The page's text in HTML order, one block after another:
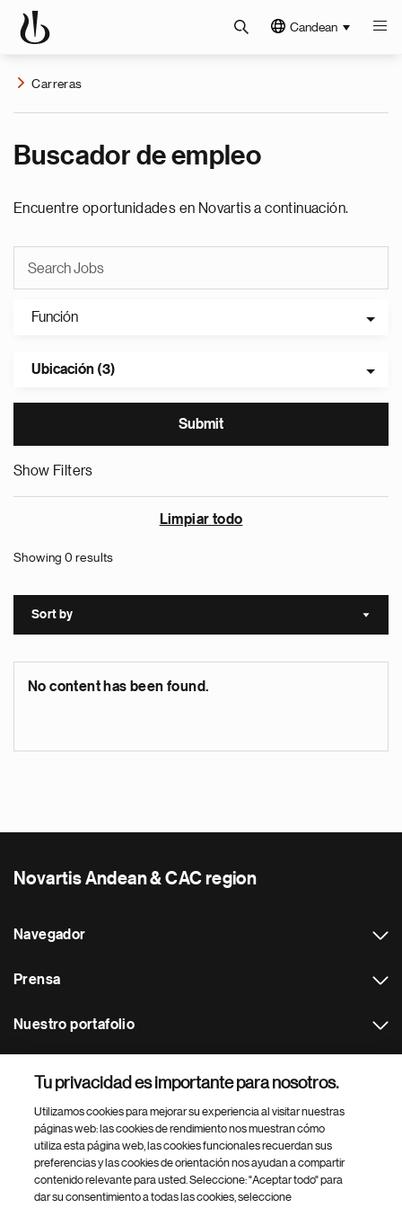
Candean
Carreras
Buscador de empleo
Encuentre oportunidades en Novartis a continuación.
Función
Ubicación (3)
Show Filters
Limpiar todo
Showing 0 results
Sort by Sort
No content has been found.
Novartis Andean & CAC region
Navegador
Prensa
Nuestro portafolio
Footer Site Search
Tu privacidad es importante para nosotros.
Utilizamos cookies para mejorar su experiencia al visitar nuestras
páginas web: las cookies de rendimiento nos muestran cómo
utiliza esta página web, las cookies funcionales recuerdan sus
preferencias y las cookies de orientación nos ayudan a compartir
contenido relevante para usted. Seleccione: "Aceptar todo" para
dar su consentimiento a todas las cookies, seleccione